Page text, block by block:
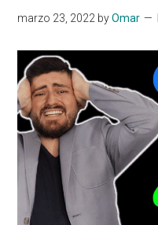
marzo 23, 2022 byOmar